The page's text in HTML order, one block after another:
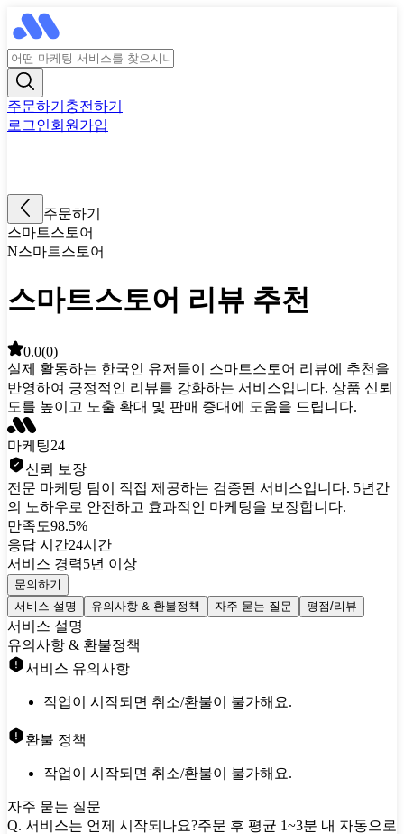
주문하기 충전하기
로그인회원가입
주문하기
스마트스토어
N스마트스토어
스마트스토어 리뷰 추천
0.0(0)
실제 활동하는 한국인 유저들이 스마트스토어 리뷰에 추천을
반영하여 긍정적인 리뷰를 강화하는 서비스입니다. 상품 신뢰
도를 높이고 노출 확대 및 판매 증대에 도움을 드립니다.
마케팅24
신뢰 보장
전문 마케팅 팀이 직접 제공하는 검증된 서비스입니다. 5년간
의 노하우로 안전하고 효과적인 마케팅을 보장합니다.
만족도98.5%
응답 시간24시간
서비스 경력5년 이상
문의하기
서비스 설명
유의사항 & 환불정책 자주 묻는 질문 평점/리뷰
서비스 설명
유의사항 & 환불정책
서비스 유의사항
작업이 시작되면 취소/환불이 불가해요.
환불 정책
작업이 시작되면 취소/환불이 불가해요.
자주 묻는 질문
Q. 서비스는 언제 시작되나요?주문 후 평균 1~3분 내 자동으로